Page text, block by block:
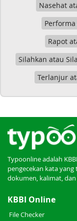
Nasehat
Rapot
Silahkan atau
Terlanjur
Typoonline adalah
pengecekan kata
dokumen, kalimat,
KBBI Online
File Checker